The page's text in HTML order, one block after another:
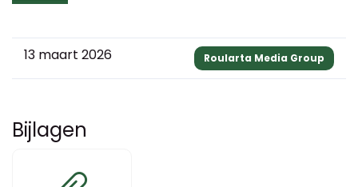
13 maart 2026 Roularta Media Group
Bijlagen